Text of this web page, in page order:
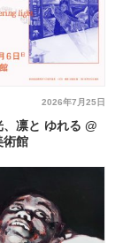
2026年7月25日
凛と ゆれる @
術館